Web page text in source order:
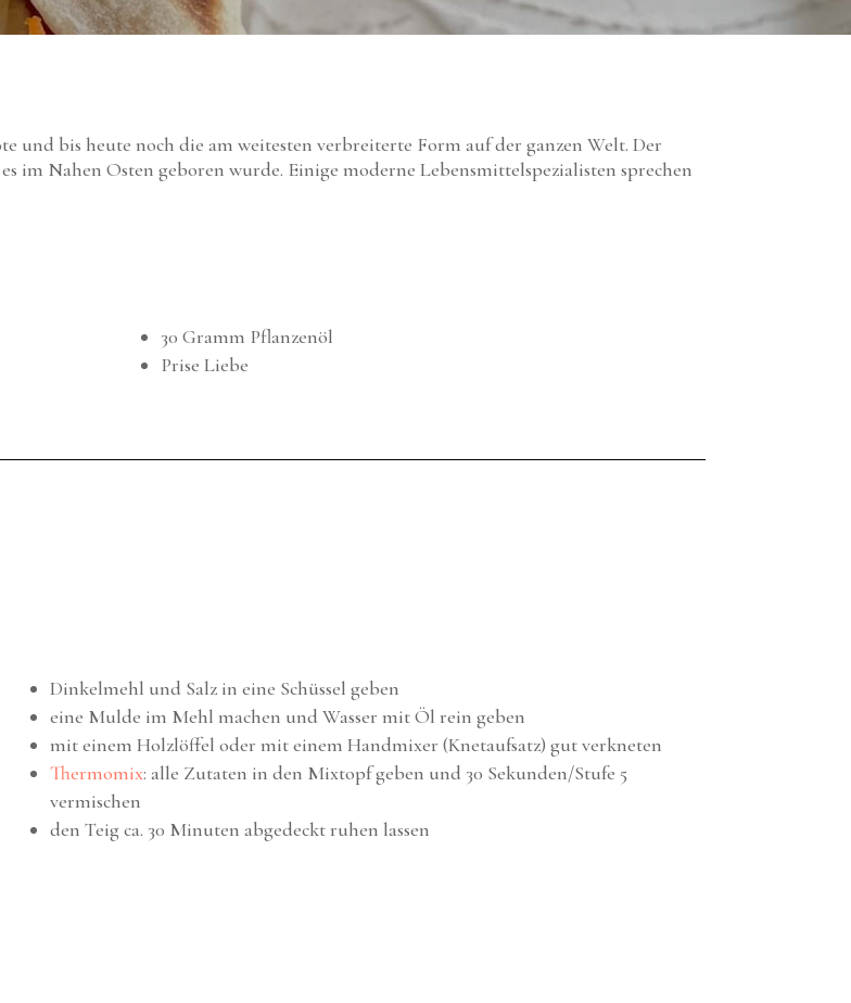
und bis heute noch die am weitesten verbreiterte Form auf der ganzen Welt. Der
im Nahen Osten geboren wurde. Einige moderne Lebensmittelspezialisten sprechen
30 Gramm Pflanzenöl
Prise Liebe
Dinkelmehl und Salz in eine Schüssel geben
eine Mulde im Mehl machen und Wasser mit Öl rein geben
mit einem Holzlöffel oder mit einem Handmixer (Knetaufsatz) gut verkneten
Thermomix: alle Zutaten in den Mixtopf geben und 30 Sekunden/Stufe 5
vermischen
den Teig ca. 30 Minuten abgedeckt ruhen lassen